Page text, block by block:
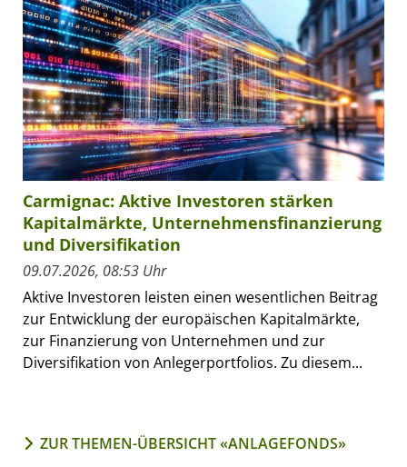
Carmignac: Aktive Investoren stärken
Kapitalmärkte, Unternehmensfinanzierung
und Diversifikation
09.07.2026, 08:53 Uhr
Aktive Investoren leisten einen wesentlichen Beitrag
zur Entwicklung der europäischen Kapitalmärkte,
zur Finanzierung von Unternehmen und zur
Diversifikation von Anlegerportfolios. Zu diesem...
ZUR THEMEN-ÜBERSICHT «ANLAGEFONDS»